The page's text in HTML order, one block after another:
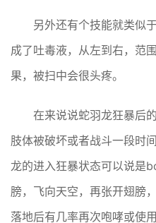
另外还有个技能就类似
成了吐毒液，从左到右，范
果，被扫中会很头疼。
在来说说蛇羽龙狂暴后
肢体被破坏或者战斗一段时
龙的进入狂暴状态可以说是
膀，飞向天空，再张开翅膀
落地后有几率再次咆哮或使